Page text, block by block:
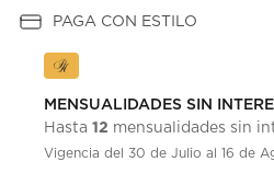
PAGA CON ESTILO
MENSUALIDADES SIN
Hasta 12 mensualidades sin
Vigencia del 30 de Julio al 16 de